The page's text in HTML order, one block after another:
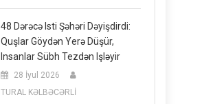
48 Dərəcə Isti Şəhəri Dəyişdirdi:
Quşlar Göydən Yerə Düşür,
Insanlar Sübh Tezdən Işləyir
28 İyul 2026
TURAL KƏLBƏCƏRLİ